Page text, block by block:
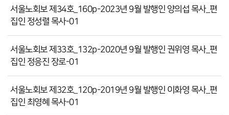
서울노회보 제34호_160p-2023년 9월 발행인 양의섭 목사_편
집인 정성렬 목사-01
서울노회보 제33호_132p-2020년 9월 발행인 권위영 목사_편
집인 정응진 장로-01
서울노회보 제32호_120p-2019년 9월 발행인 이화영 목사_편
집인 최영혜 목사-01